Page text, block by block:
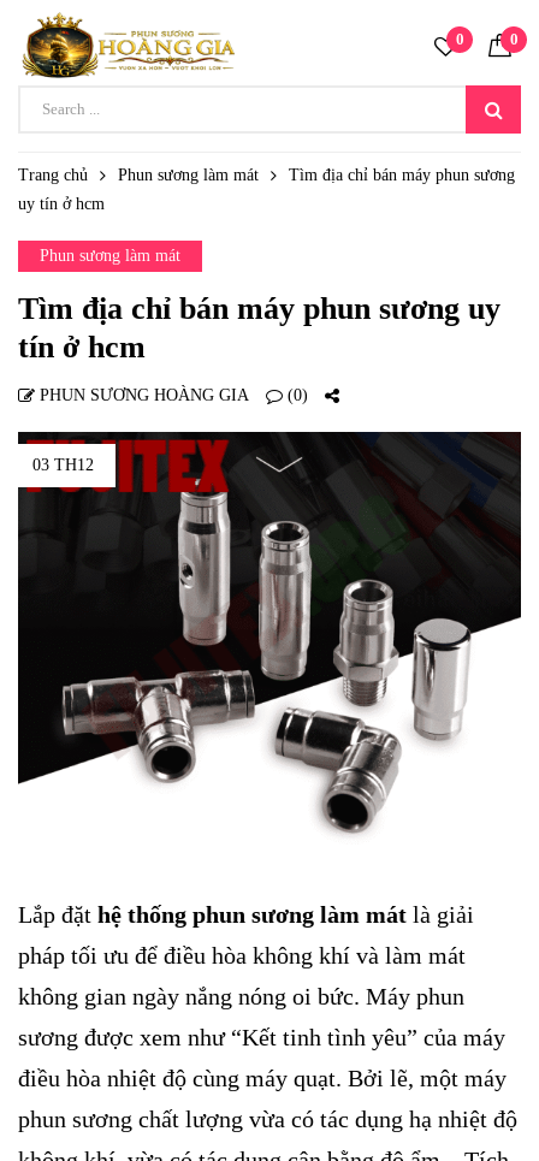
0 0
Trang chủ Phun sương làm mát
Tìm địa chỉ bán máy phun sương
uy tín ở hcm
Phun sương làm mát
Tìm địa chỉ bán máy phun sương uy
tín ở hcm
PHUN SƯƠNG HOÀNG GIA (0)
03 TH12
Lắp đặt hệ thống phun sương làm mát là giải
pháp tối ưu để điều hòa không khí và làm mát
không gian ngày nắng nóng oi bức. Máy phun
sương được xem như “Kết tinh tình yêu” của máy
điều hòa nhiệt độ cùng máy quạt. Bởi lẽ, một máy
phun sương chất lượng vừa có tác dụng hạ nhiệt độ